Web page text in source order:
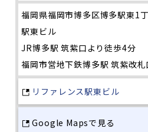
福岡県福岡市博多区博多駅東1
駅東ビル
JR博多駅 筑紫口より徒歩4分
福岡市営地下鉄博多駅 筑紫改
リファレンス駅東ビル
Google Mapsで見る